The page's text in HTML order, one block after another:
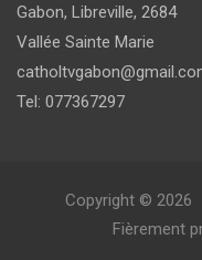
Gabon, Libreville, 2684
Vallée Sainte Marie
Tel: 077367297
Copyright © 2026
Fièrement